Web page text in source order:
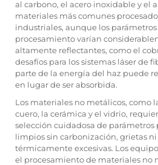
al carbono, el acero inoxidable y el
materiales más comunes
industriales, aunque los
procesamiento varían
altamente reflectantes, como el
desafíos para los sistemas láser de
parte de la energía del haz puede
en lugar de ser absorbida.
Los materiales no metálicos, como
cuero, la cerámica y el vidrio,
selección cuidadosa de parámetros
limpios sin carbonización, grietas ni
térmicamente excesivas. Los
el procesamiento de materiales no